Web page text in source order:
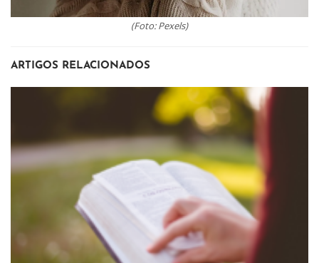
(Foto: Pexels)
ARTIGOS RELACIONADOS